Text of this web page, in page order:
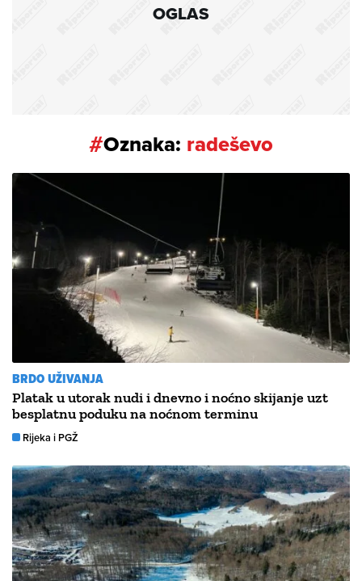
OGLAS
#Oznaka: radeševo
BRDO UŽIVANJA
Platak u utorak nudi i dnevno i noćno skijanje uzt
besplatnu poduku na noćnom terminu
Rijeka i PGŽ